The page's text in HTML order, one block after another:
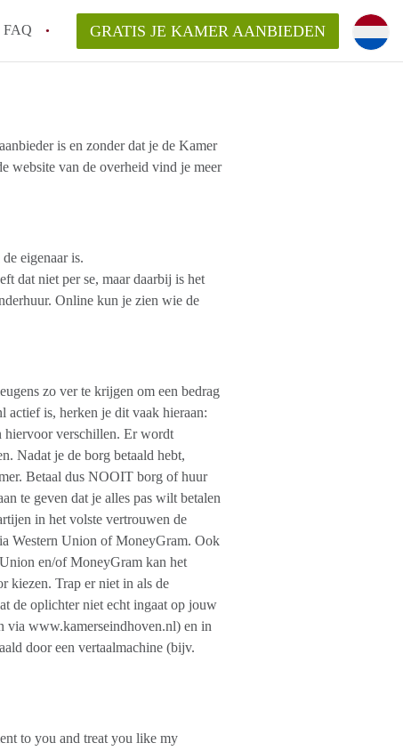
FAQ
op een Kamer in Eindhoven?
KamersEindhoven?
bemiddelingsvergoeding?
GRATIS JE KAMER AANBIEDEN
is en zonder dat je de Kamer
website van de overheid vind je meer
eigenaar is.
dat niet per se, maar daarbij is het
Online kun je zien wie de
zo ver te krijgen om een bedrag
actief is, herken je dit vaak hieraan:
hiervoor verschillen. Er wordt
Nadat je de borg betaald hebt,
Betaal dus NOOIT borg of huur
te geven dat je alles pas wilt betalen
in het volste vertrouwen de
Western Union of MoneyGram. Ook
en/of MoneyGram kan het
kiezen. Trap er niet in als de
de oplichter niet echt ingaat op jouw
via www.kamerseindhoven.nl) en in
door een vertaalmachine (bijv.
to you and treat you like my